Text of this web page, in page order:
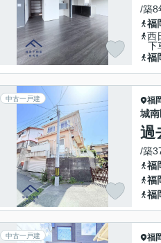
/築8
福
西
下
福
中古一戸建 福
城
過
/築
福
福
福
中古一戸建 福